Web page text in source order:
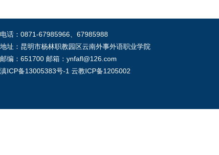
电话：0871-67985966、67985988
地址：昆明市杨林职教园区云南外事外语职业学院
邮编：651700 邮箱：ynfafl@126.com
滇ICP备13005383号-1 云教ICP备1205002